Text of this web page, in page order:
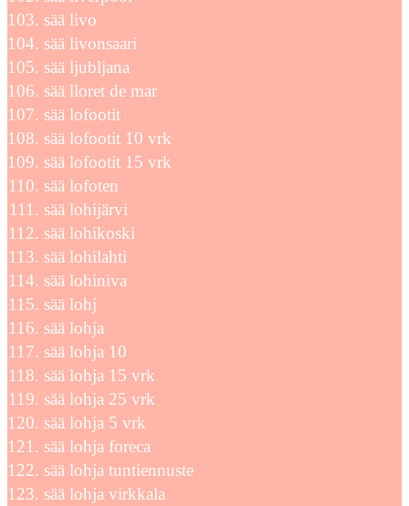
sää livo
sää livonsaari
sää ljubljana
sää lloret de mar
sää lofootit
sää lofootit 10 vrk
sää lofootit 15 vrk
sää lofoten
sää lohijärvi
sää lohikoski
sää lohilahti
sää lohiniva
sää lohj
sää lohja
sää lohja 10
sää lohja 15 vrk
sää lohja 25 vrk
sää lohja 5 vrk
sää lohja foreca
sää lohja tuntiennuste
sää lohja virkkala